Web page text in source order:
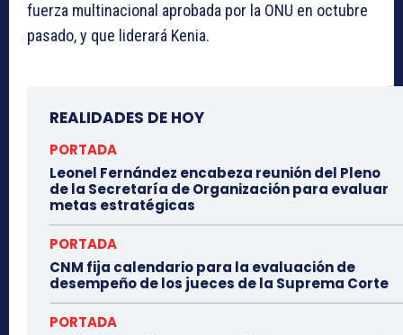
fuerza multinacional aprobada por la ONU en octubre
pasado, y que liderará Kenia.
REALIDADES DE HOY
PORTADA
Leonel Fernández encabeza reunión del Pleno
de la Secretaría de Organización para evaluar
metas estratégicas
PORTADA
CNM fija calendario para la evaluación de
desempeño de los jueces de la Suprema Corte
PORTADA